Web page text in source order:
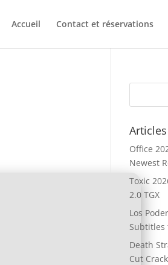
Accueil Contact et réservations
Office
Newest
Toxic
2.0 TGX
Los
Death
Cut